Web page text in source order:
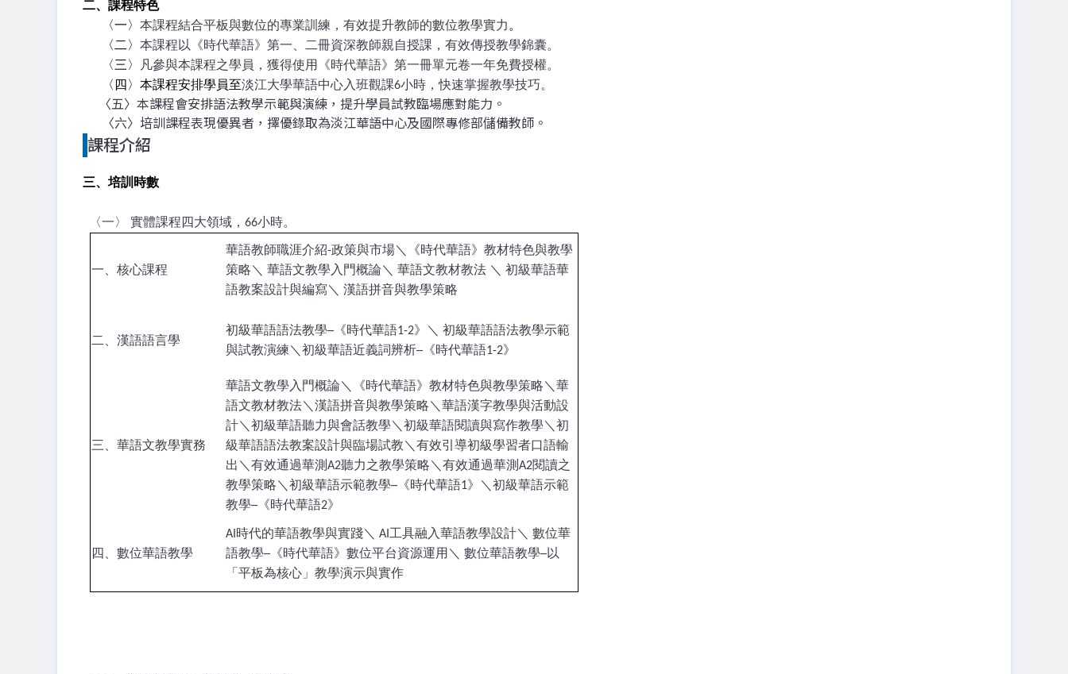
二、課程特色
〈一〉 本課程結合平板與數位的專業訓練，有效提升教師的數位教學實力。
〈二〉 本課程以《時代華語》第一、二冊資深教師親自授課，有效傳授教學錦囊。
〈三〉
凡參與本課程之學員，獲得使用《時代華語》第一冊單元卷一年免費授權。
〈四〉本課程安排學員至淡江大學華語中心入班觀課6小時，快速掌握教學技巧。
〈五〉本課程會安排語法教學示範與演練，提升學員試教臨場應對能力。
〈六〉培訓課程表現優異者，擇優錄取為淡江華語中心及國際專修部儲備教師。
課程介紹
三、培訓時數
〈一〉 實體課程四大領域，66小時。
一、核心課程
華語教師職涯介紹-政策與市場＼《時代華語》教材特色與教學
策略＼ 華語文教學入門概論＼ 華語文教材教法 ＼ 初級華語華
語教案設計與編寫＼ 漢語拼音與教學策略
二、漢語語言學
初級華語語法教學─《時代華語1-2》＼ 初級華語語法教學示範
與試教演練＼初級華語近義詞辨析─《時代華語1-2》
三、華語文教學實務
華語文教學入門概論＼《時代華語》教材特色與教學策略＼華
語文教材教法＼漢語拼音與教學策略＼華語漢字教學與活動設
計＼初級華語聽力與會話教學＼初級華語閱讀與寫作教學＼初
級華語語法教案設計與臨場試教＼有效引導初級學習者口語輸
出＼有效通過華測A2聽力之教學策略＼有效通過華測A2閱讀之
教學策略＼初級華語示範教學─《時代華語1》＼初級華語示範
教學─《時代華語2》
四、數位華語教學
AI時代的華語教學與實踐＼ AI工具融入華語教學設計＼ 數位華
語教學─《時代華語》數位平台資源運用＼ 數位華語教學─以
「平板為核心」教學演示與實作